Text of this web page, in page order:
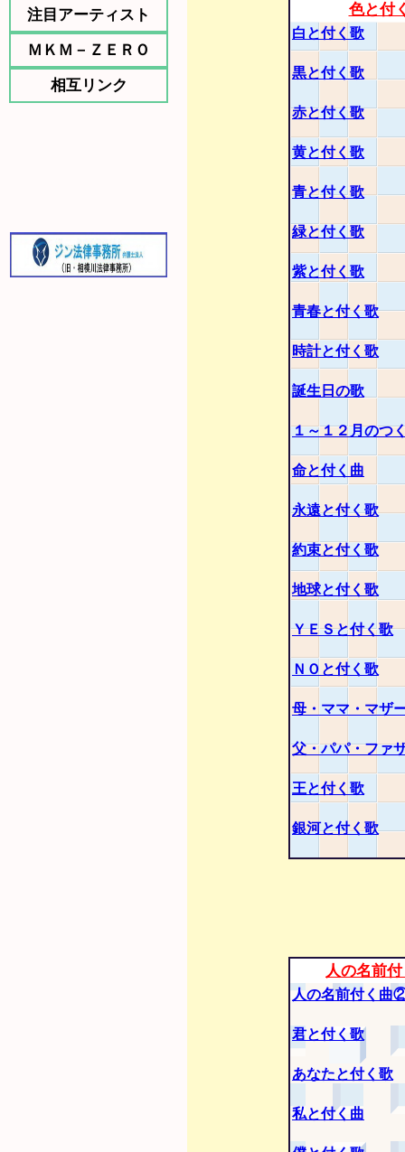
注目アーティスト
ＭＫＭ－ＺＥＲＯ
相互リンク
色と付
白と付く歌
黒と付く歌
赤と付く歌
黄と付く歌
青と付く歌
緑と付く歌
紫と付く歌
青春と付く歌
時計と付く歌
誕生日の歌
１～１２月のつ
命と付く曲
永遠と付く歌
約束と付く歌
地球と付く歌
ＹＥＳと付く歌
ＮＯと付く歌
母・ママ・マザ
父・パパ・ファ
王と付く歌
銀河と付く歌
人の名前
人の名前付く曲
君と付く歌
あなたと付く歌
私と付く曲